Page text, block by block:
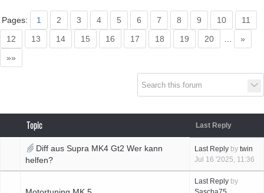
generations
Pages: 1 2 3 4 5 6 7 8 9 10
11
12
13 14 15 16 17 18 19 20
»
»»
Topic Last Reply
Diff aus Supra MK4 Gt2 Wer kann
helfen?
Last Reply by twin
Jul 16 '2025, 11:36
Last Reply by